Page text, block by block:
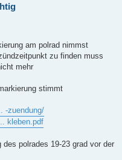
am polrad nimmst
zu finden muss
mehr
stimmt
-zuendung/
kleben.pdf
polrades 19-23 grad vor der